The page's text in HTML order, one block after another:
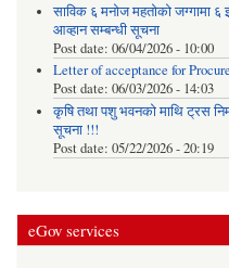
साविक ६ मनोज महतोको जग्गामा ६
आव्हान सम्बन्धी सूचना
Post date: 06/04/2026 - 10:00
Letter of acceptance for
Post date: 06/03/2026 - 14:03
कृषि तथा पशु भवनको माथि ट्रस
सूचना !!!
Post date: 05/22/2026 - 20:19
eGov services